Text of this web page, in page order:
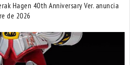
Hagen 40th Anniversary Ver. anuncia
de 2026